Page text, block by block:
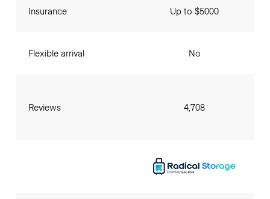
Insurance
Flexible arrival
Reviews
Up to $5000
No
4,708